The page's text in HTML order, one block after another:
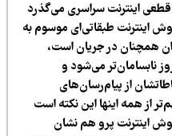
ساعت از قطعی اینترنت سراسری می‌گذرد
طبقاتی‌ای موسوم به
در جریان است،
می‌شود و
از پیام‌رسان‌های
همه اینها این نکته است
پرو هم نشان